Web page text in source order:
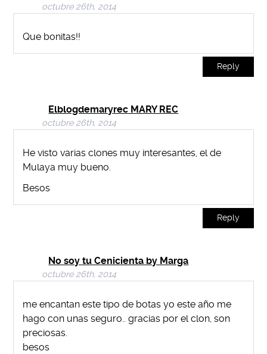
octubre 26th, 2014
Que bonitas!!
Reply
Elblogdemaryrec MARY REC
octubre 26th, 2014
He visto varias clones muy interesantes, el de
Mulaya muy bueno.
Besos
Reply
No soy tu Cenicienta by Marga
octubre 26th, 2014
me encantan este tipo de botas yo este año me
hago con unas seguro.. gracias por el clon, son
preciosas.
besos